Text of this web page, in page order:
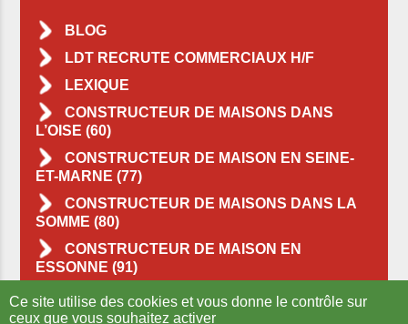
BLOG
LDT RECRUTE COMMERCIAUX H/F
LEXIQUE
CONSTRUCTEUR DE MAISONS DANS
L’OISE (60)
CONSTRUCTEUR DE MAISON EN SEINE-
ET-MARNE (77)
CONSTRUCTEUR DE MAISONS DANS LA
SOMME (80)
CONSTRUCTEUR DE MAISON EN
ESSONNE (91)
CONSTRUCTEUR DE MAISONS DANS LE
VAL-D’OISE (95)
Ce site utilise des cookies et vous donne le contrôle sur
ceux que vous souhaitez activer